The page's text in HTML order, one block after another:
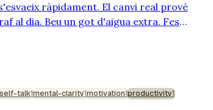
ràpidament. El canvi real prové
al dia. Beu un got d'aigua extra. Fes
que has estat ajornant. No sembla
com dipòsits en un banc. Aviat, te
self-talk1mental-clarity1motivation1productivity1